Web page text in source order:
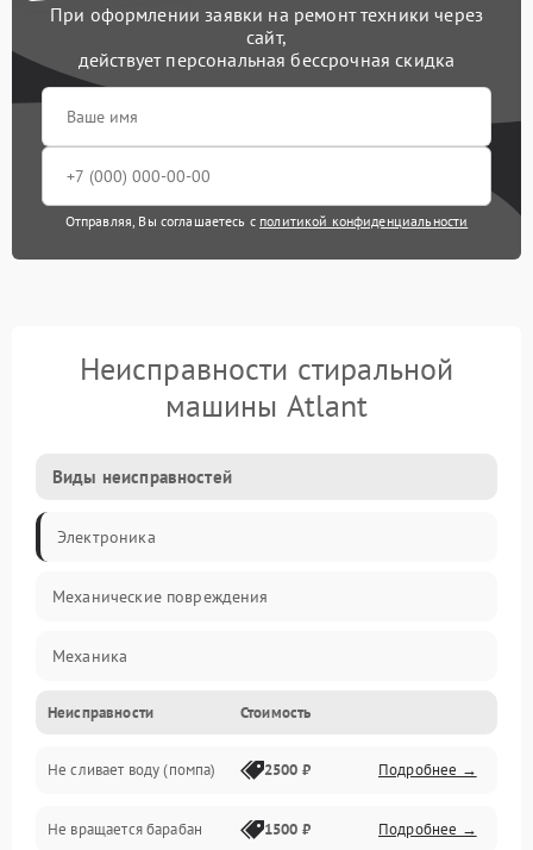
При оформлении заявки на ремонт техники через
сайт,
действует персональная бессрочная скидка
Отправляя, Вы соглашаетесь с политикой конфиденциальности
Неисправности стиральной
машины Atlant
Виды неисправностей
Электроника
Механические повреждения
Механика
Электропитание
Водоснабжение
Слив
Неисправности Стоимость
Не сливает воду (помпа) 2500 ₽ Подробнее →
Не вращается барабан 1500 ₽ Подробнее →